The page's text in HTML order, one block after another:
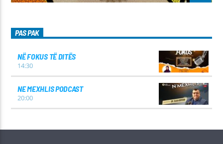
PAS PAK
NË FOKUS TË DITËS
14:30
NE MEXHLIS PODCAST
20:00